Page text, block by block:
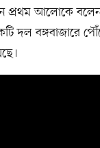
প্রথম আলোকে
দল বঙ্গবাজারে